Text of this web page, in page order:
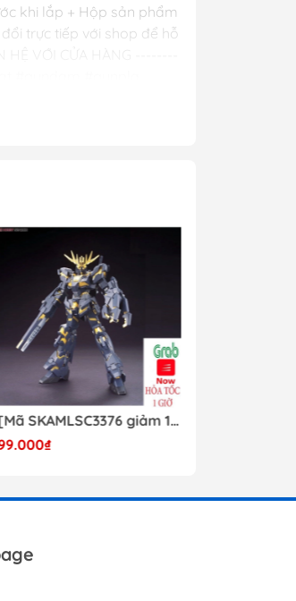
khi lắp + Hộp sản phẩm
trực tiếp với shop để hỗ
#gundam #gunpla
[Mã SKAMLSC3376 giảm 10% đơn 100K] Mô Hình lắp ráp Gundam HG Unicorn Gundam 02 Banshee (Destroy Mode) 134 Daban